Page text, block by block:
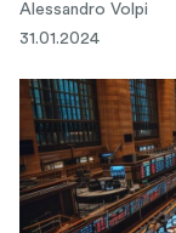
Alessandro Volpi
31.01.2024